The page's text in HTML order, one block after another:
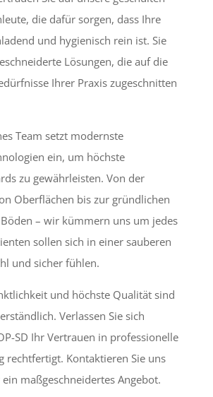
die dafür sorgen, dass Ihre
und hygienisch rein ist. Sie
Lösungen, die auf die
Ihrer Praxis zugeschnitten
Team setzt modernste
ein, um höchste
zu gewährleisten. Von der
Oberflächen bis zur gründlichen
– wir kümmern uns um jedes
sollen sich in einer sauberen
und sicher fühlen.
und höchste Qualität sind
Verlassen Sie sich
SD Ihr Vertrauen in professionelle
rechtfertigt. Kontaktieren Sie uns
maßgeschneidertes Angebot.